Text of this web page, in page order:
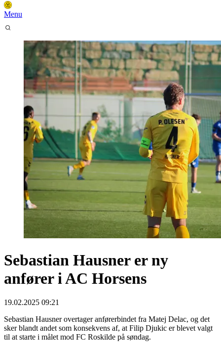
Menu
Sebastian Hausner er ny
anfører i AC Horsens
19.02.2025 09:21
Sebastian Hausner overtager anførerbindet fra Matej Delac, og det
sker blandt andet som konsekvens af, at Filip Djukic er blevet valgt
til at starte i målet mod FC Roskilde på søndag.